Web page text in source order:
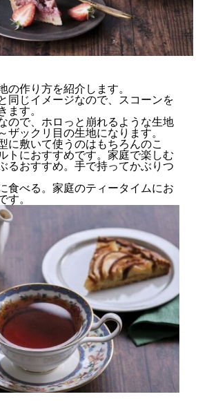
の作り方を紹介します。
同じイメージなので、スコーンを
ます。
ので、ホロっと崩れるような生地
ザックリ目の生地になります。
に敷いて使うのはもちろんのこ
トにおすすめです。家庭で楽しむ
るおすすめ。手で持ってかぶりつ
食べる。家庭のティータイムにお
す。